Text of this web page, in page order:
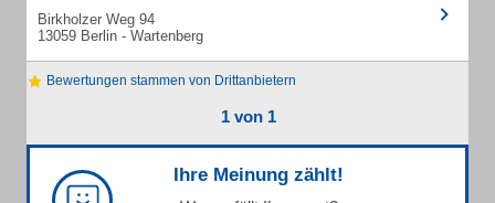
Birkholzer Weg 94
13059 Berlin - Wartenberg
Bewertungen stammen von Drittanbietern
1 von 1
Ihre Meinung zählt!